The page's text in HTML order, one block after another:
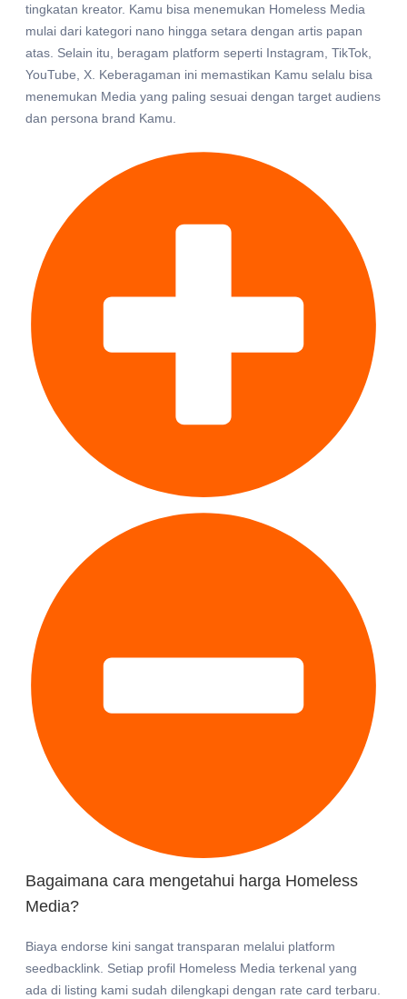
tingkatan kreator. Kamu bisa menemukan Homeless Media
mulai dari kategori nano hingga setara dengan artis papan
atas. Selain itu, beragam platform seperti Instagram, TikTok,
YouTube, X. Keberagaman ini memastikan Kamu selalu bisa
menemukan Media yang paling sesuai dengan target audiens
dan persona brand Kamu.
Bagaimana cara mengetahui harga Homeless
Media?
Biaya endorse kini sangat transparan melalui platform
seedbacklink. Setiap profil Homeless Media terkenal yang
ada di listing kami sudah dilengkapi dengan rate card terbaru.